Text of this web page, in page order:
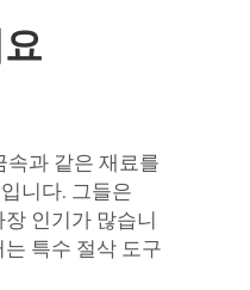
속과 같은 재료를
니다. 그들은
인기가 많습니
특수 절삭 도구